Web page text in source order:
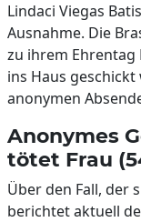
Lindaci Viegas
Ausnahme. Die
zu ihrem Ehrentag
ins Haus
anonymen
Anonymes
tötet Frau
Über den Fall, der
berichtet aktuell